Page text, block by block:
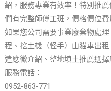
紹，服務專業有效率！特別推
們有完整師傅工班，價格價位費
如果您公司需要事業廢棄物處
程、挖土機（怪手）山貓車出
遣應徵介紹、整地填土推薦選
服務電話：
0952-863-771